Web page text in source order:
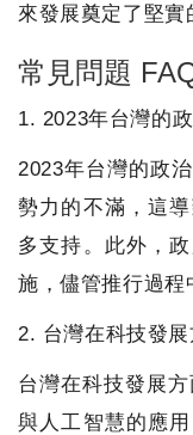
來發展奠定了堅實
常見問題
1. 2023年台灣的
2023年台灣的政
勢力的不滿，這
多支持。此外，
施，儘管推行過程
2. 台灣在科技發
台灣在科技發展
與人工智慧的應